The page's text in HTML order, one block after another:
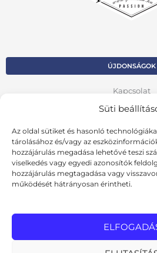
Süti
Az oldal sütiket és hasonló
tárolásához és/vagy az
hozzájárulás megadása lehetővé teszi
viselkedés vagy egyedi azonosítók
hozzájárulás megtagadása vagy
működését hátrányosan érintheti.
ÚJDONSÁGOK
Kapcsolat
Kosár
Fiók
Adatvédelmi
VISSZA AZ ELŐZŐ
Cookie